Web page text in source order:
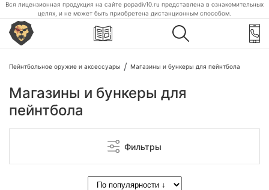
Вся лицензионная продукция на сайте popadiv10.ru представлена в ознакомительных
целях, и не может быть приобретена дистанционным способом.
Пейнтбольное оружие и аксессуары Магазины и бункеры для пейнтбола
Магазины и бункеры для
пейнтбола
Фильтры